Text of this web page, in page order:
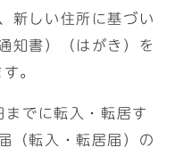
新しい住所に基づい
知書）（はがき）を
。
でに転入・転居す
（転入・転居届）の